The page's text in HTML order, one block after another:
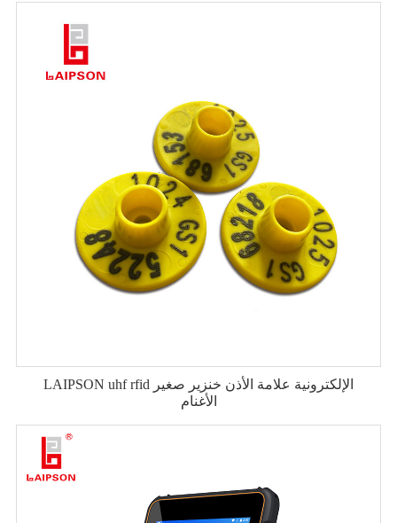
LAIPSON uhf rfid الإلكترونية علامة الأذن خنزير صغير
الأغنام